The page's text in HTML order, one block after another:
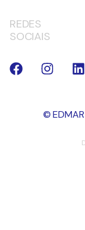
REDES
SOCIAIS
© EDMAR